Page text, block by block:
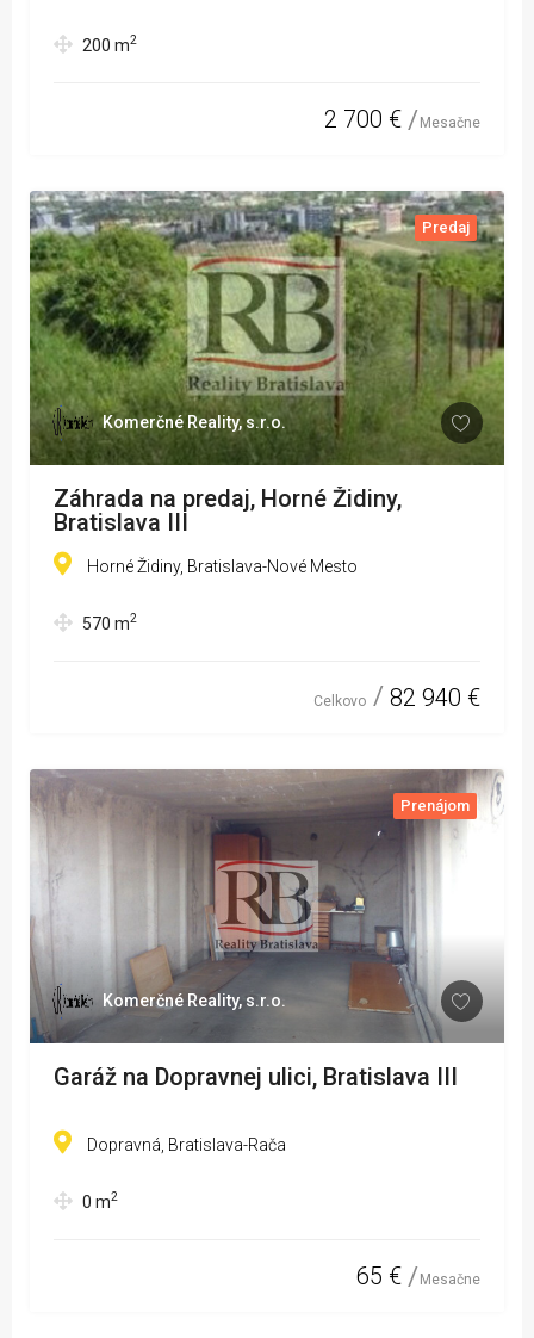
200 m2
2 700 € Mesačne
Predaj
Komerčné Reality, s.r.o.
Záhrada na predaj, Horné Židiny,
Bratislava III
Horné Židiny, Bratislava-Nové Mesto
570 m2
Celkovo 82 940 €
Prenájom
Komerčné Reality, s.r.o.
Garáž na Dopravnej ulici, Bratislava III
Dopravná, Bratislava-Rača
0 m2
65 € Mesačne